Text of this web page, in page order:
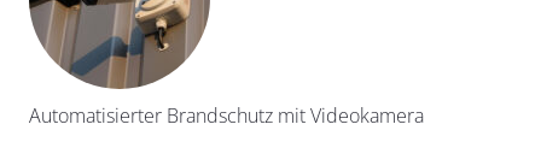
Automatisierter Brandschutz mit Videokamera